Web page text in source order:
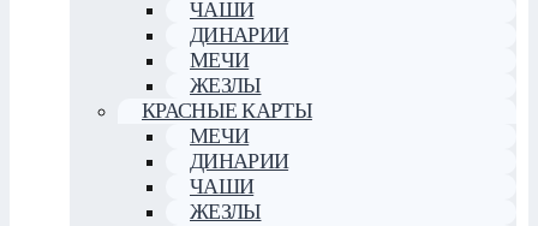
ЧАШИ
ДИНАРИИ
МЕЧИ
ЖЕЗЛЫ
КРАСНЫЕ КАРТЫ
МЕЧИ
ДИНАРИИ
ЧАШИ
ЖЕЗЛЫ